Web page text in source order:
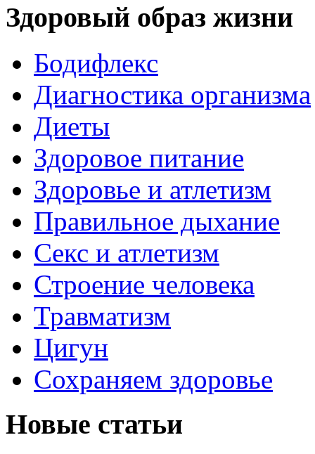
Здоровый образ жизни
Бодифлекс
Диагностика организма
Диеты
Здоровое питание
Здоровье и атлетизм
Правильное дыхание
Секс и атлетизм
Строение человека
Травматизм
Цигун
Сохраняем здоровье
Новые статьи